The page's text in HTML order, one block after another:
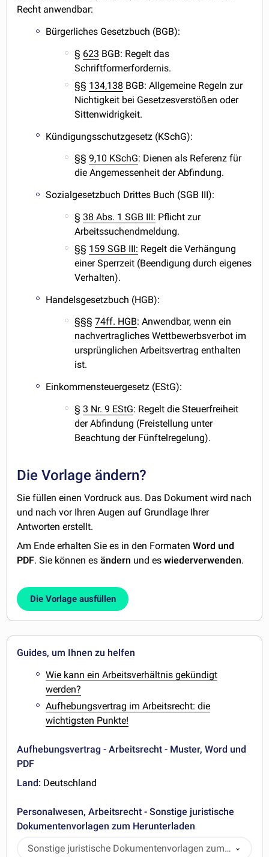
Recht anwendbar:
Bürgerliches Gesetzbuch (BGB):
§ 623 BGB: Regelt das
Schriftformerfordernis.
§§ 134,138 BGB: Allgemeine Regeln zur
Nichtigkeit bei Gesetzesverstößen oder
Sittenwidrigkeit.
Kündigungsschutzgesetz (KSchG):
§§9,10 KSchG: Dienen als Referenz für
die Angemessenheit der Abfindung.
Sozialgesetzbuch Drittes Buch (SGB III):
§38 Abs. 1 SGB III: Pflicht zur
Arbeitssuchendmeldung.
§§ 159 SGB III: Regelt die Verhängung
einer Sperrzeit (Beendigung durch eigenes
Verhalten).
Handelsgesetzbuch (HGB):
§§§74ff. HGB: Anwendbar, wenn ein
nachvertragliches Wettbewerbsverbot im
ursprünglichen Arbeitsvertrag enthalten
ist.
Einkommensteuergesetz (EStG):
§3 Nr. 9 EStG: Regelt die Steuerfreiheit
der Abfindung (Freistellung unter
Beachtung der Fünftelregelung).
Die Vorlage ändern?
Sie füllen einen Vordruck aus. Das Dokument wird nach
und nach vor Ihren Augen auf Grundlage Ihrer
Antworten erstellt.
Am Ende erhalten Sie es in den FormatenWord und
PDF. Sie können esändern und eswiederverwenden.
Die Vorlage ausfüllen
Guides, um Ihnen zu helfen
Wie kann ein Arbeitsverhältnis gekündigt
werden?
Aufhebungsvertrag im Arbeitsrecht: die
wichtigsten Punkte!
Aufhebungsvertrag - Arbeitsrecht - Muster, Word und
PDF
Land: Deutschland
Personalwesen, Arbeitsrecht - Sonstige juristische
Dokumentenvorlagen zum Herunterladen
Sonstige juristische Dokumentenvorlagen zum